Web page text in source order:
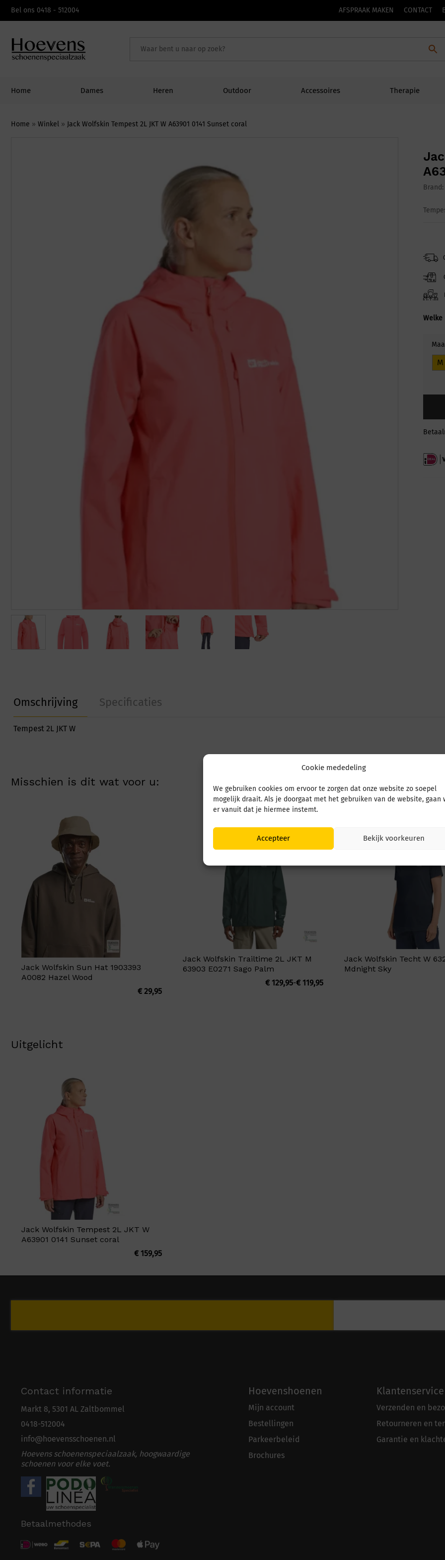
Cookie mededeling
We gebruiken cookies om ervoor te zorgen dat onze website zo soepel
mogelijk draait. Als je doorgaat met het gebruiken van de website, gaan
er vanuit dat je hiermee instemt.
Accepteer Bekijk voorkeuren
Bel ons 0418 - 512004 AFSPRAAK MAKEN CONTACT
Home Dames Heren Outdoor Accessoires Therapie
Home » Winkel » Jack Wolfskin Tempest 2L JKT W A63901 0141 Sunset coral
Brand:
M
Omschrijving Specificaties
Tempest 2L JKT W
Misschien is dit wat voor u:
Jack Wolfskin Sun Hat 1903393
A0082 Hazel Wood
€29,95
Jack Wolfskin Trailtime 2L JKT M
63903 E0271 Sago Palm
€119,95
-
€129,95
Prijsklasse:
Jack Wolfskin Techt W
Mdnight Sky
Uitgelicht
Jack Wolfskin Tempest 2L JKT W
A63901 0141 Sunset coral
€159,95
Contact informatie
Markt 8, 5301 AL Zaltbommel
0418-512004
info@hoevensschoenen.nl
Hoevens schoenenspeciaalzaak, hoogwaardige
schoenen voor elke voet.
Betaalmethodes
Hoevenshoenen
Mijn account
Bestellingen
Parkeerbeleid
Brochures
Klantenservice
Verzenden en
Retourneren en
Garantie en